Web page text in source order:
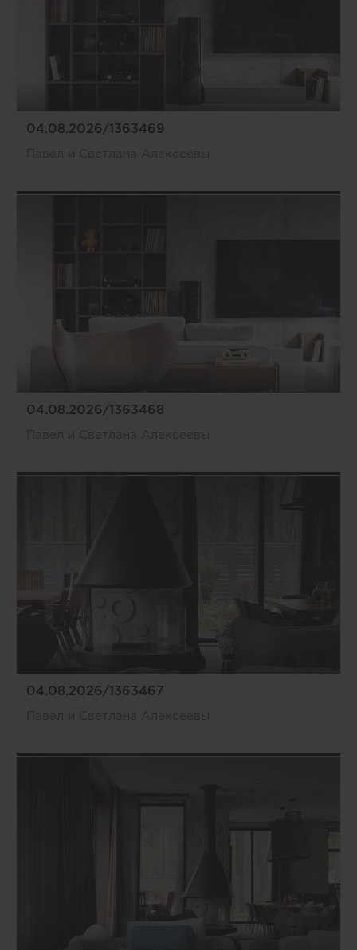
04.08.2026/1363469
04.08.2026/1363468
04.08.2026/1363467